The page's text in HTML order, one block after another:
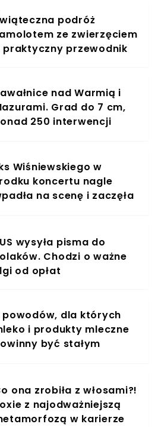
podróż
ze zwierzęciem
praktyczny przewodnik
nad Warmią i
Grad do 7 cm,
250 interwencji
Wiśniewskiego w
koncertu nagle
na scenę i zaczęła
wysyła pisma do
Chodzi o ważne
od opłat
powodów, dla których
i produkty mleczne
być stałym
ona zrobiła z włosami?!
z najodważniejszą
w karierze